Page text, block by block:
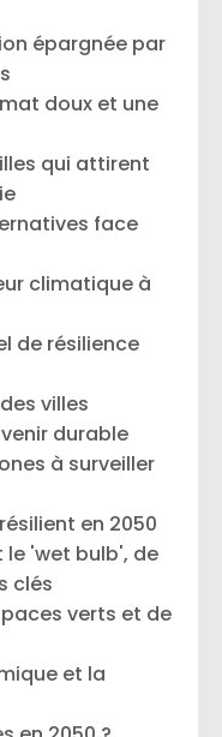
épargnée par
doux et une
qui attirent
face
climatique à
de résilience
villes
durable
à surveiller
en 2050
le 'wet bulb', de
clés
verts et de
et la